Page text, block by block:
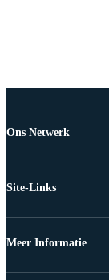
Ons Netwerk
Site-Links
Meer Informatie